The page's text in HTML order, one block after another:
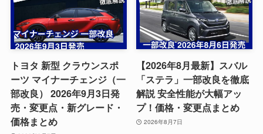
トヨタ 新型 クラウンスポ
ーツ マイナーチェンジ（一
部改良） 2026年9月3日発
売・変更点・新グレード・
価格まとめ
【2026年8月最新】スバル
「ステラ」一部改良を徹底
解説 安全性能が大幅アッ
プ！価格・変更点まとめ
2026年8月7日